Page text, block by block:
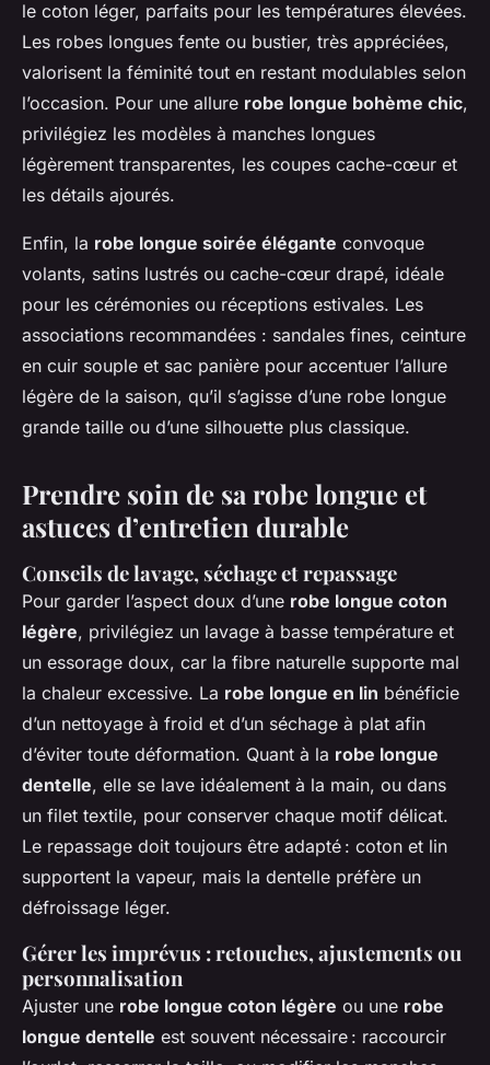
le coton léger, parfaits pour les températures élevées.
Les robes longues fente ou bustier, très appréciées,
valorisent la féminité tout en restant modulables selon
l’occasion. Pour une allure robe longue bohème chic,
privilégiez les modèles à manches longues
légèrement transparentes, les coupes cache-cœur et
les détails ajourés.
Enfin, la robe longue soirée élégante convoque
volants, satins lustrés ou cache-cœur drapé, idéale
pour les cérémonies ou réceptions estivales. Les
associations recommandées : sandales fines, ceinture
en cuir souple et sac panière pour accentuer l’allure
légère de la saison, qu’il s’agisse d’une robe longue
grande taille ou d’une silhouette plus classique.
Prendre soin de sa robe longue et
astuces d’entretien durable
Conseils de lavage, séchage et repassage
Pour garder l’aspect doux d’une robe longue coton
légère, privilégiez un lavage à basse température et
un essorage doux, car la fibre naturelle supporte mal
la chaleur excessive. La robe longue en lin bénéficie
d’un nettoyage à froid et d’un séchage à plat afin
d’éviter toute déformation. Quant à la robe longue
dentelle, elle se lave idéalement à la main, ou dans
un filet textile, pour conserver chaque motif délicat.
Le repassage doit toujours être adapté : coton et lin
supportent la vapeur, mais la dentelle préfère un
défroissage léger.
Gérer les imprévus : retouches, ajustements ou
personnalisation
Ajuster une robe longue coton légère ou une robe
longue dentelle est souvent nécessaire : raccourcir